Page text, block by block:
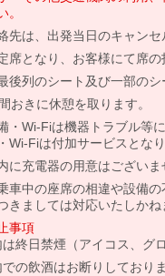
。
先は、出発当日のキャン
席となり、お客様にて席の
後列のシート及び一部の
おきに休憩を取ります。
・Wi-Fiは機器トラブル等
Wi-Fiは付加サービスとな
に充電器の用意はござい
車中の座席の相違や設備
きましては対応いたしか
事項
終日禁煙（アイコス、グ
の飲酒はお断りしており